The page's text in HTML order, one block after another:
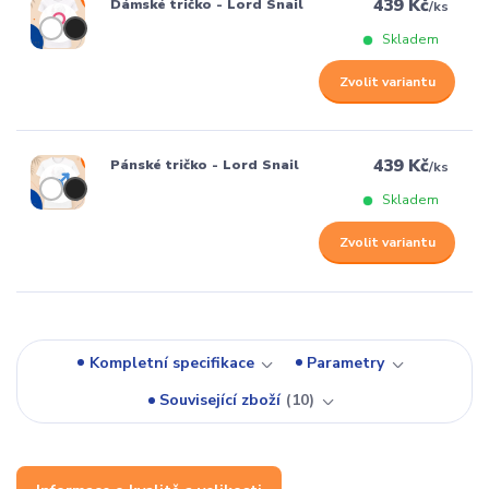
Dámské tričko - Lord Snail 439 Kč/ks
Skladem
Zvolit variantu
Pánské tričko - Lord Snail 439 Kč/ks
Skladem
Zvolit variantu
Kompletní specifikace
Parametry
Související zboží
10